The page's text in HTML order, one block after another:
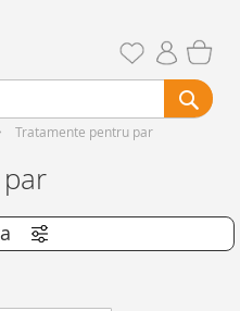
Tratamente pentru par